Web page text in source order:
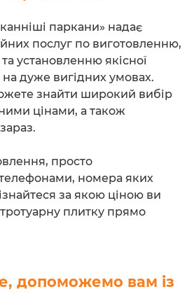
паркани» надає
послуг по виготовленню,
установленню якісної
на дуже вигідних умовах.
знайти широкий вибір
цінами, а також
просто
номера яких
за якою ціною ви
плитку прямо
допоможемо вам із